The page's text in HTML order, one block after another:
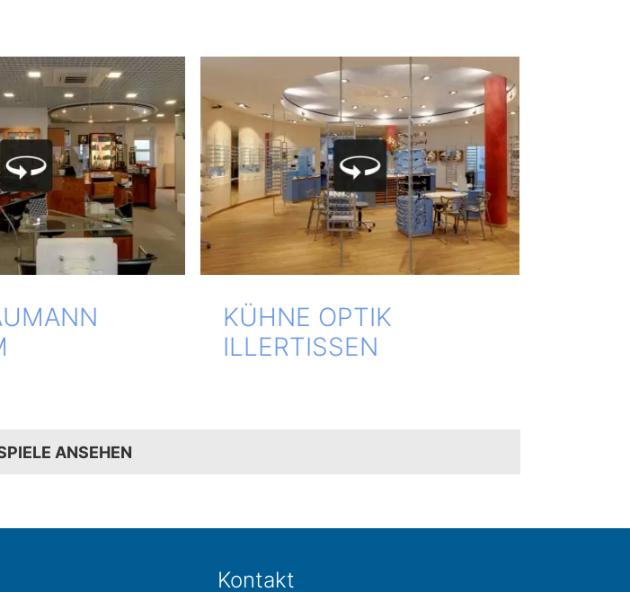
KÜHNE OPTIK
ILLERTISSEN
ANSEHEN
Kon­takt